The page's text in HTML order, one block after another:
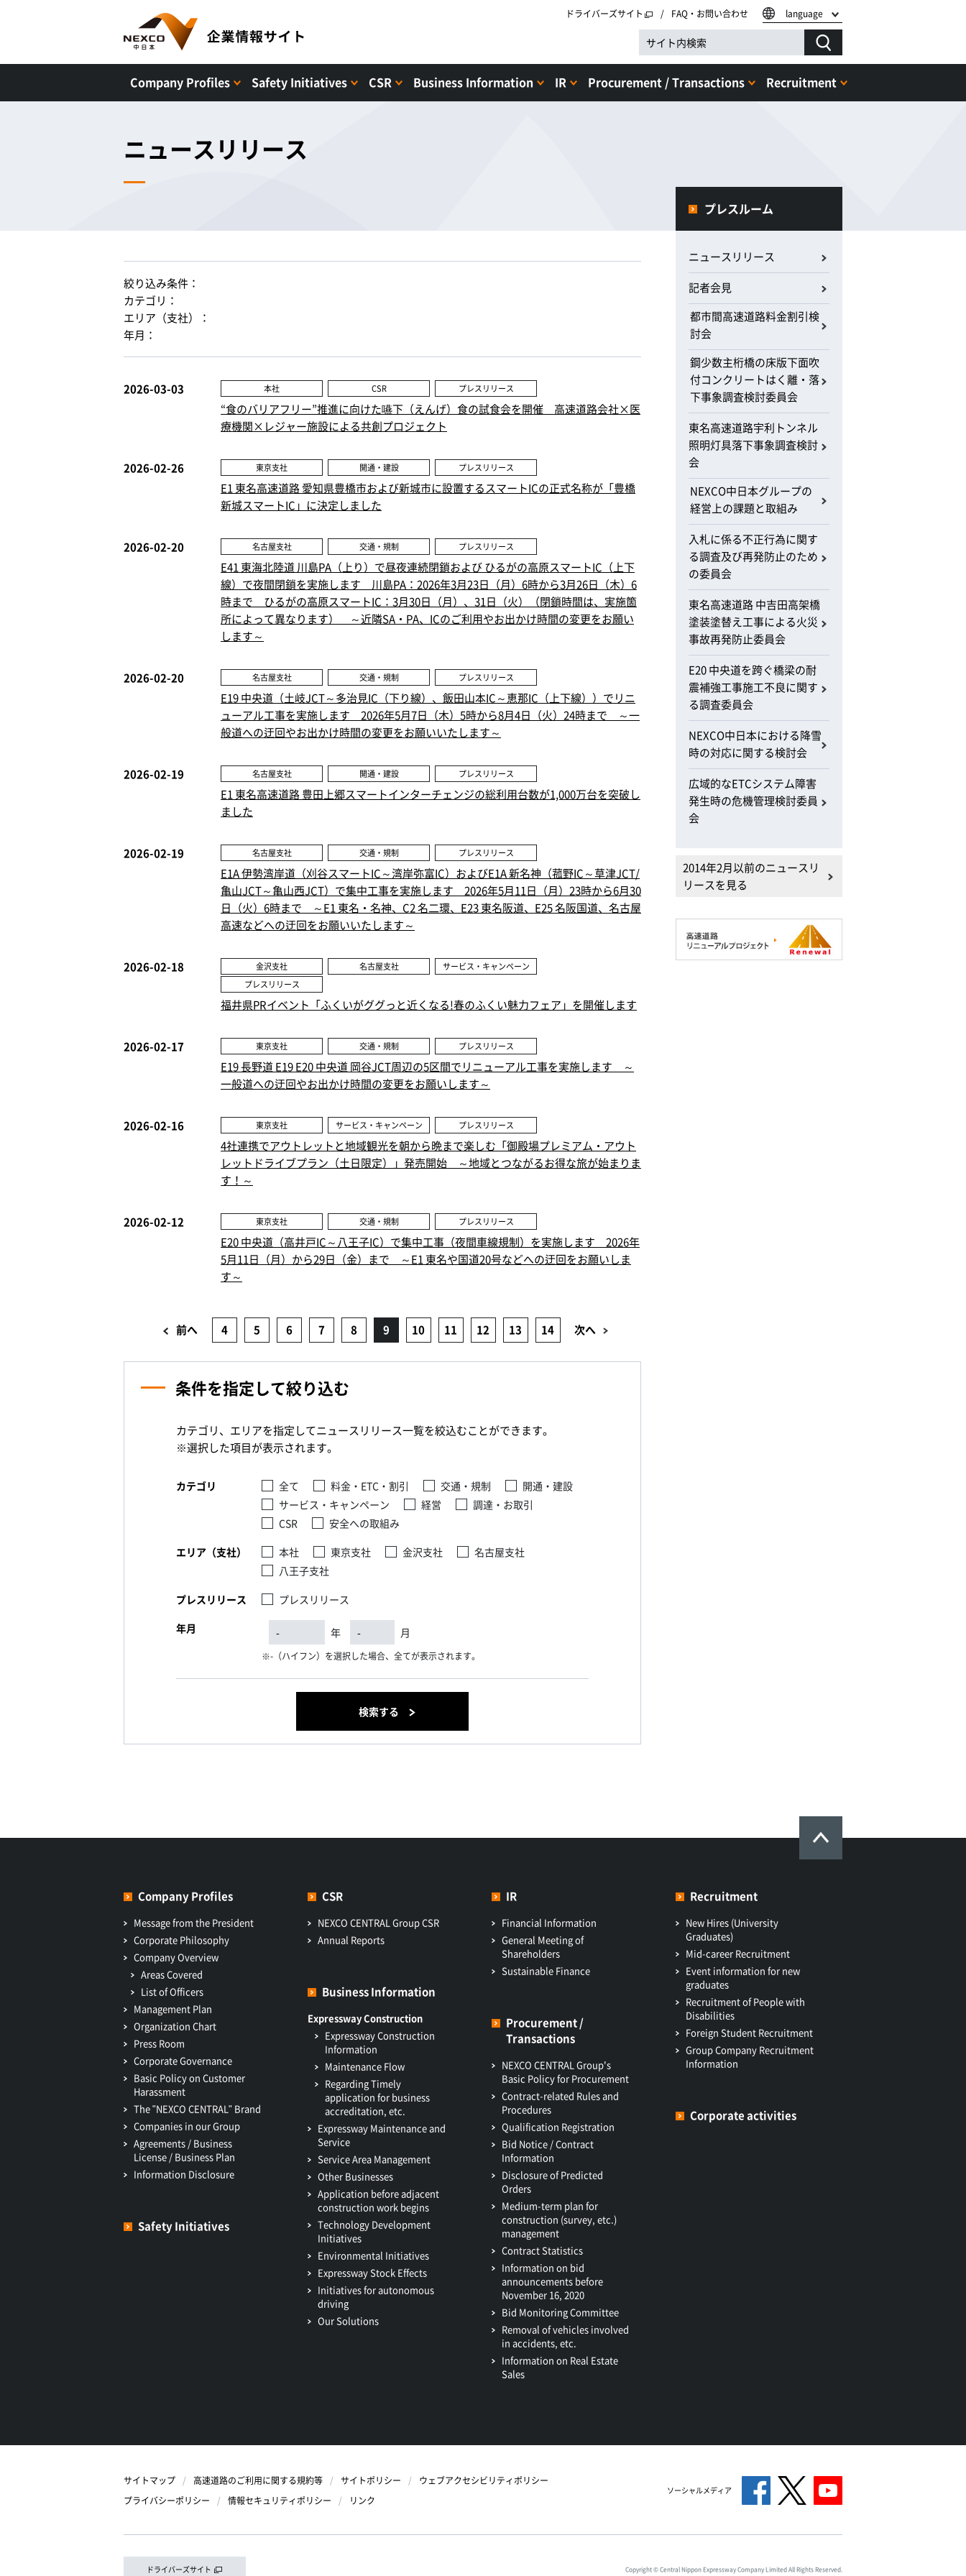
ドライバーズサイト FAQ・お問い合わせ language
Company Profiles Safety Initiatives CSR Business Information IR Procurement / Transactions Recruitment
ニュースリリース
絞り込み条件：
カテゴリ：
エリア（支社）：
年月：
2026-03-03 本社 CSR プレスリリース
“食のバリアフリー”推進に向けた嚥下（えんげ）食の試食会を開催 高速道路会社×医
療機関×レジャー施設による共創プロジェクト
2026-02-26 東京支社 開通・建設 プレスリリース
E1 東名高速道路 愛知県豊橋市および新城市に設置するスマートICの正式名称が「豊橋
新城スマートIC」に決定しました
2026-02-20 名古屋支社 交通・規制 プレスリリース
E41 東海北陸道 川島PA（上り）で昼夜連続閉鎖および ひるがの高原スマートIC（上下
線）で夜間閉鎖を実施します 川島PA：2026年3月23日（月）6時から3月26日（木）6
時まで ひるがの高原スマートIC：3月30日（月）、31日（火）（閉鎖時間は、実施箇
所によって異なります） ～近隣SA・PA、ICのご利用やお出かけ時間の変更をお願い
します～
2026-02-20 名古屋支社 交通・規制 プレスリリース
E19 中央道（土岐JCT～多治見IC（下り線）、飯田山本IC～恵那IC（上下線））でリニ
ューアル工事を実施します 2026年5月7日（木）5時から8月4日（火）24時まで ～一
般道への迂回やお出かけ時間の変更をお願いいたします～
2026-02-19 名古屋支社 開通・建設 プレスリリース
E1 東名高速道路 豊田上郷スマートインターチェンジの総利用台数が1,000万台を突破し
ました
2026-02-19 名古屋支社 交通・規制 プレスリリース
E1A 伊勢湾岸道（刈谷スマートIC～湾岸弥富IC）およびE1A 新名神（菰野IC～草津JCT/
亀山JCT～亀山西JCT）で集中工事を実施します 2026年5月11日（月）23時から6月30
日（火）6時まで ～E1 東名・名神、C2 名二環、E23 東名阪道、E25 名阪国道、名古屋
高速などへの迂回をお願いいたします～
2026-02-18 金沢支社 名古屋支社
サービス・キャンペーン
プレスリリース
福井県PRイベント「ふくいがググっと近くなる!春のふくい魅力フェア」を開催します
2026-02-17 東京支社 交通・規制 プレスリリース
E19 長野道 E19 E20 中央道 岡谷JCT周辺の5区間でリニューアル工事を実施します ～
一般道への迂回やお出かけ時間の変更をお願いします～
2026-02-16 東京支社 サービス・キャンペーン プレスリリース
4社連携でアウトレットと地域観光を朝から晩まで楽しむ「御殿場プレミアム・アウト
レットドライブプラン（土日限定）」発売開始 ～地域とつながるお得な旅が始まりま
す！～
2026-02-12 東京支社 交通・規制 プレスリリース
E20 中央道（高井戸IC～八王子IC）で集中工事（夜間車線規制）を実施します 2026年
5月11日（月）から29日（金）まで ～E1 東名や国道20号などへの迂回をお願いしま
す～
前へ 4 5 6 7 8 9 10 11 12 13 14 次へ
条件を指定して絞り込む
カテゴリ、エリアを指定してニュースリリース一覧を絞込むことができます。
※選択した項目が表示されます。
カテゴリ 全て 料金・ETC・割引 交通・規制
開通・建設
サービス・キャンペーン
経営
調達・お取引
CSR
安全への取組み
エリア（支社）
本社 東京支社 金沢支社
名古屋支社
八王子支社
プレスリリース
プレスリリース
年月
年 月
-（ハイフン）を選択した場合、全てが表示されます。
検索する
プレスルーム
ニュースリリース
記者会見
都市間高速道路料金割引検
討会
鋼少数主桁橋の床版下面吹
付コンクリートはく離・落
下事象調査検討委員会
東名高速道路宇利トンネル
照明灯具落下事象調査検討
会
NEXCO中日本グループの
経営上の課題と取組み
入札に係る不正行為に関す
る調査及び再発防止のため
の委員会
東名高速道路 中吉田高架橋
塗装塗替え工事による火災
事故再発防止委員会
E20 中央道を跨ぐ橋梁の耐
震補強工事施工不良に関す
る調査委員会
NEXCO中日本における降雪
時の対応に関する検討会
広域的なETCシステム障害
発生時の危機管理検討委員
会
2014年2月以前のニュースリ
リースを見る
Company Profiles
Message from the President
Corporate Philosophy
Company Overview
Areas Covered
List of Officers
Management Plan
Organization Chart
Press Room
Corporate Governance
Basic Policy on Customer
Harassment
The "NEXCO CENTRAL" Brand
Companies in our Group
Agreements / Business
License / Business Plan
Information Disclosure
Safety Initiatives
CSR
NEXCO CENTRAL Group CSR
Annual Reports
Business Information
Expressway Construction
Expressway Construction
Information
Maintenance Flow
Regarding Timely
application for business
accreditation, etc.
Expressway Maintenance and
Service
Service Area Management
Other Businesses
Application before adjacent
construction work begins
Technology Development
Initiatives
Environmental Initiatives
Expressway Stock Effects
Initiatives for autonomous
driving
Our Solutions
IR
Financial Information
General Meeting of
Shareholders
Sustainable Finance
Procurement /
Transactions
NEXCO CENTRAL Group's
Basic Policy for Procurement
Contract-related Rules and
Procedures
Qualification Registration
Bid Notice / Contract
Information
Disclosure of Predicted
Orders
Medium-term plan for
construction (survey, etc.)
management
Contract Statistics
Information on bid
announcements before
November 16, 2020
Bid Monitoring Committee
Removal of vehicles involved
in accidents, etc.
Information on Real Estate
Sales
Recruitment
New Hires (University
Graduates)
Mid-career Recruitment
Event information for new
graduates
Recruitment of People with
Disabilities
Foreign Student Recruitment
Group Company Recruitment
Information
Corporate activities
サイトマップ 高速道路のご利用に関する規約等 サイトポリシー
ウェブアクセシビリティポリシー
プライバシーポリシー
情報セキュリティポリシー リンク
ソーシャルメディア
ドライバーズサイト Copyright © Central Nippon Expressway Company Limited All Rights Reserved.